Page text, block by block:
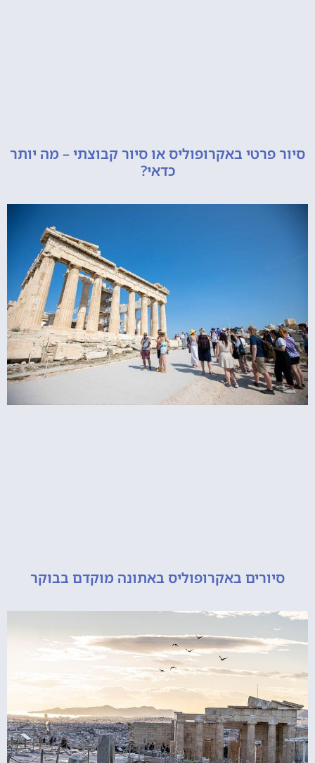
באקרופוליס או סיור קבוצתי – מה יותר
באקרופוליס באתונה מוקדם בבוקר